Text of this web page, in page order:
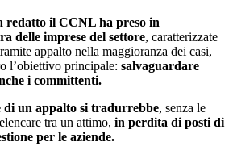
redatto il CCNL ha preso in
delle imprese del settore, caratterizzate
appalto nella maggioranza dei casi,
l’obiettivo principale: salvaguardare
i committenti.
di un appalto si tradurrebbe, senza le
tra un attimo, in perdita di posti di
per le aziende.